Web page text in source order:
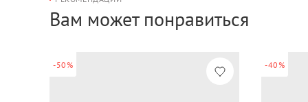
Вам может понравиться
-50% -40%